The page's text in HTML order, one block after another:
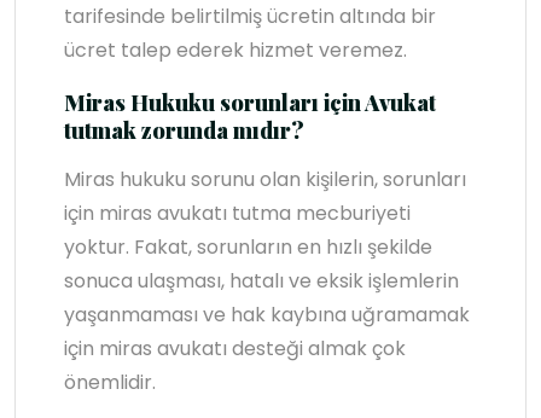
tarifesinde belirtilmiş ücretin altında bir
ücret talep ederek hizmet veremez.
Miras Hukuku sorunları için Avukat
tutmak zorunda mıdır?
Miras hukuku sorunu olan kişilerin, sorunları
için miras avukatı tutma mecburiyeti
yoktur. Fakat, sorunların en hızlı şekilde
sonuca ulaşması, hatalı ve eksik işlemlerin
yaşanmaması ve hak kaybına uğramamak
için miras avukatı desteği almak çok
önemlidir.